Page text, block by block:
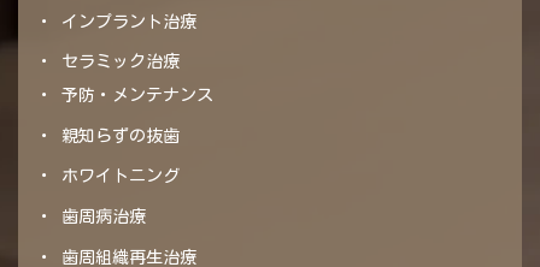
インプラント治療
セラミック治療
予防・メンテナンス
親知らずの抜歯
ホワイトニング
歯周病治療
歯周組織再生治療